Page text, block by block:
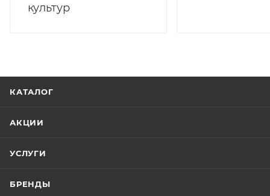
культур
КАТАЛОГ
АКЦИИ
УСЛУГИ
БРЕНДЫ